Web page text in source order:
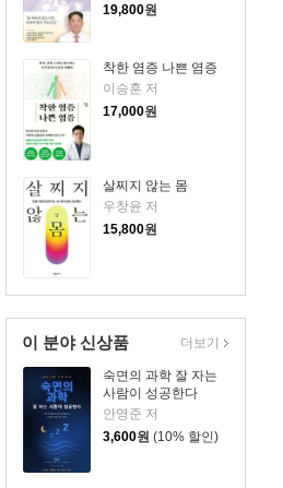
19,800원
착한 염증 나쁜 염증
이승훈 저
17,000원
살찌지 않는 몸
우창윤 저
15,800원
이 분야 신상품
숙면의 과학 잘 자는
사람이 성공한다
안영준 저
3,600원 (10% 할인)
더보기